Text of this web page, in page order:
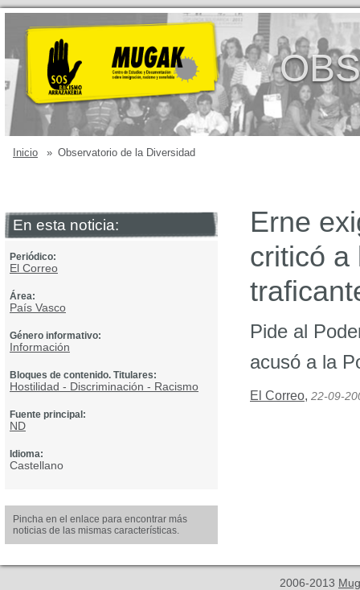
Inicio » Observatorio de la Diversidad
En esta noticia:
Periódico:
El Correo
Área:
País Vasco
Género informativo:
Información
Bloques de contenido. Titulares:
Hostilidad - Discriminación - Racismo
Fuente principal:
ND
Idioma:
Castellano
Pincha en el enlace para encontrar más
noticias de las mismas características.
Erne
criticó a
Pide al
acusó a la
El Correo, 22-09-
2006-2013